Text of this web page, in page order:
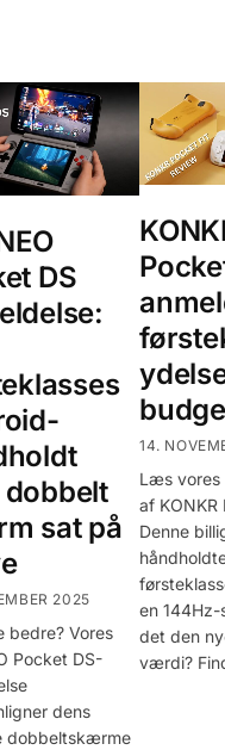
DS
dobbelt
sat på
2025
bedre? Vores
Pocket DS-
dens
dobbeltskærme
14.
Læs vores
af KONKR
Denne
en
det den
værdi?